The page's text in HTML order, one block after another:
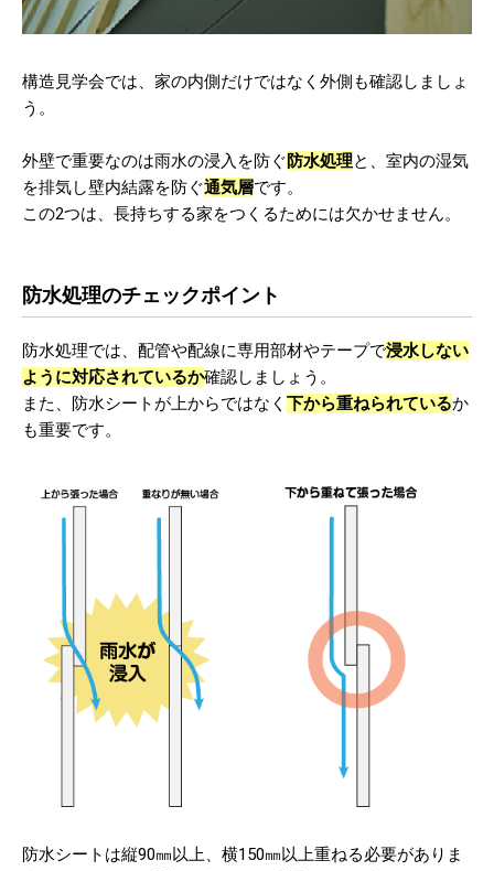
構造見学会では、家の内側だけではなく外側も確認しましょ
う。
外壁で重要なのは雨水の浸入を防ぐ防水処理と、室内の湿気
を排気し壁内結露を防ぐ通気層です。
この2つは、長持ちする家をつくるためには欠かせません。
防水処理のチェックポイント
防水処理では、配管や配線に専用部材やテープで浸水しない
ように対応されているか確認しましょう。
また、防水シートが上からではなく 下から重ねられているか
も重要です。
防水シートは縦90㎜以上、横150㎜以上重ねる必要がありま